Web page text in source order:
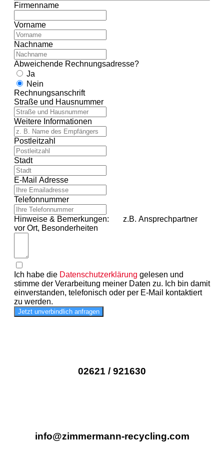
Firmenname
Vorname
Nachname
Abweichende Rechnungsadresse?
Ja
Nein
Rechnungsanschrift
Straße und Hausnummer
Weitere Informationen
Postleitzahl
Stadt
E-Mail Adresse
Telefonnummer
Hinweise & Bemerkungen: z.B. Ansprechpartner
vor Ort, Besonderheiten
Ich habe die Datenschutzerklärung gelesen und
stimme der Verarbeitung meiner Daten zu. Ich bin damit
einverstanden, telefonisch oder per E-Mail kontaktiert
zu werden.
Jetzt unverbindlich anfragen
02621 / 921630
info@zimmermann-recycling.com